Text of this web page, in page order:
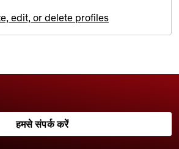
edit, or delete profiles
हमसे संपर्क करें